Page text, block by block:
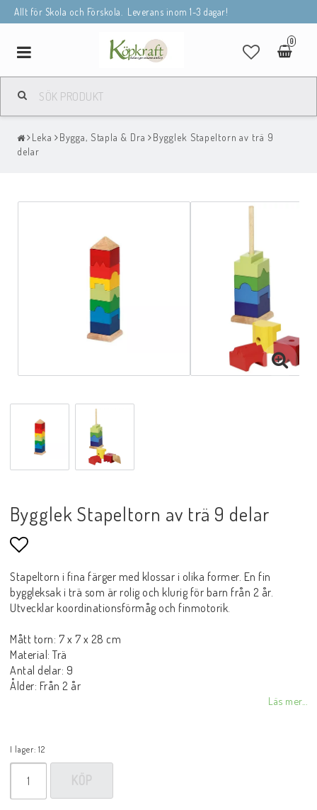
Allt för Skola och Förskola. Leverans inom 1-3 dagar!
0
Toggle
navigation
Leka Bygga, Stapla & Dra
Bygglek Stapeltorn av trä 9
delar
Bygglek Stapeltorn av trä 9 delar
Lägg till i favoritlistan
Stapeltorn i fina färger med klossar i olika former. En fin
byggleksak i trä som är rolig och klurig för barn från 2 år.
Utvecklar koordinationsförmåg och finmotorik.
Mått torn: 7 x 7 x 28 cm
Material: Trä
Antal delar: 9
Ålder: Från 2 år
Läs mer...
I lager: 12
KÖP